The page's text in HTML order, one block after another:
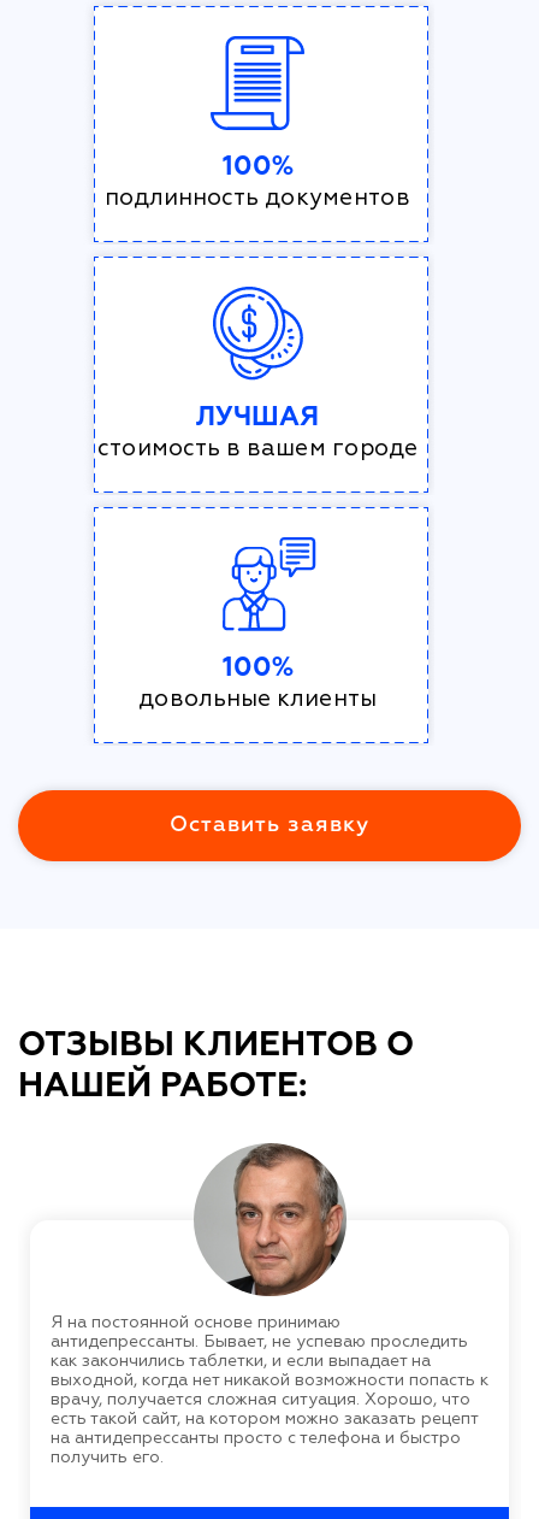
100%
подлинность документов
ЛУЧШАЯ
стоимость в вашем городе
100%
довольные клиенты
Оставить заявку
ОТЗЫВЫ КЛИЕНТОВ О
НАШЕЙ РАБОТЕ:
Я на постоянной основе принимаю
антидепрессанты. Бывает, не успеваю проследить
как закончились таблетки, и если выпадает на
выходной, когда нет никакой возможности попасть к
врачу, получается сложная ситуация. Хорошо, что
есть такой сайт, на котором можно заказать рецепт
на антидепрессанты просто с телефона и быстро
получить его.